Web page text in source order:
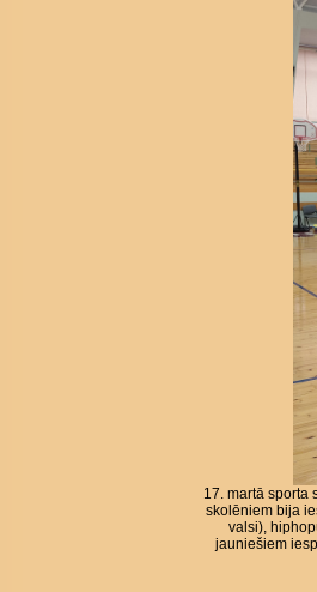
17. martā sporta
skolēniem bija
valsi),
jauniešiem